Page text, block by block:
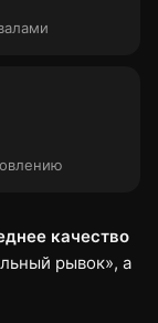
качество
рывок», а